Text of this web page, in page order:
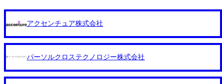
する方 共通要件 ・社会人経験3年以上(※4年以上が望まし
い) ・直近在籍企業で、2年以上の在籍 ①コンサルティング
ロモーション実績がある方 ②事業会社在籍者 ・事業企画、
経営企画等、コンサルティング業務との親和性が高い経験を
有する方 ● 歓迎するスキル・経験 ・国家公務員 ・SCM、購
買、調達の経験 ・電力業界知見
ョンをご提案いたします。 ● 配属可能性のある部署 ＜カス
タマーサクセス＞ 業務内容 : 自社サービス『みんなの介護』
の決定(成約獲得)を目指します。 商談相手 : ご両親の施設を
探すご家族様など(40～60代女性がメイン) ＜キャリアアドバ
イザー＞ 業務内容 : 介護領域に特化した採用支援サービス
『みんジョブ』におけるリクルーティングアドバイザー・キ
事業開発分野 - 健康保険組合向け遠隔保健指導サービス - 企
業向けリモート産業保健サービス - 高齢者向け食事宅配情報
年8月22日(土) 午前の部 : 9:00～15:00頃(最大目安) 午後の部 :
13:00～19:00頃(最大目安) 2026年8月19日(水) 16:00 会社説明
会→1次面接→最終面接 ※基本的には当日中に合否をお伝え
アクセンチュア株式会社
パーソルクロステクノロジー株式会社